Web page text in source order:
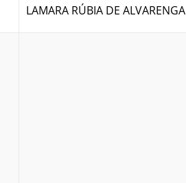
LAMARA RÚBIA DE ALVARENGA